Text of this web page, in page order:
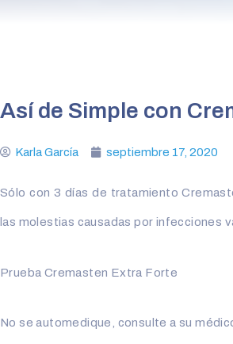
Así de Simple con
Karla García septiembre 17, 2020
Sólo con 3 días de tratamiento
las molestias causadas por infecciones
Prueba Cremasten Extra Forte
No se automedique, consulte a su